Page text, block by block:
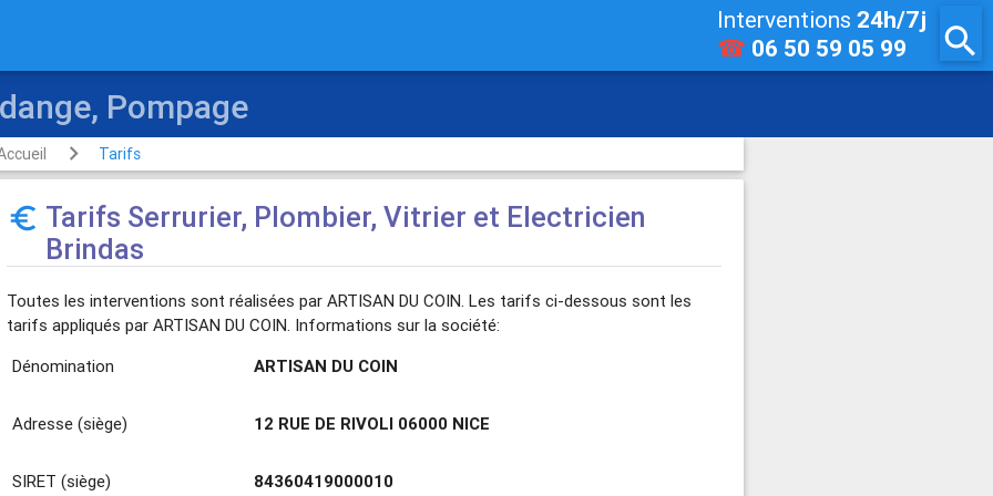
Interventions 24h/7j
☎ 06 50 59 05 99 search
Pompage
Tarifs
euro_symbol Tarifs Serrurier, Plombier, Vitrier et Electricien
Brindas
Toutes les interventions sont réalisées par ARTISAN DU COIN. Les tarifs ci-dessous sont les
tarifs appliqués par ARTISAN DU COIN. Informations sur la société:
Dénomination
ARTISAN DU COIN
Adresse (siège) 12 RUE DE RIVOLI 06000 NICE
SIRET (siège) 84360419000010